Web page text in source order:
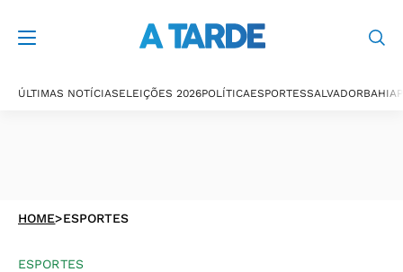
ÚLTIMAS NOTÍCIASELEIÇÕES 2026POLÍTICAESPORTESSALVADORBAHIA
HOME>ESPORTES
ESPORTES